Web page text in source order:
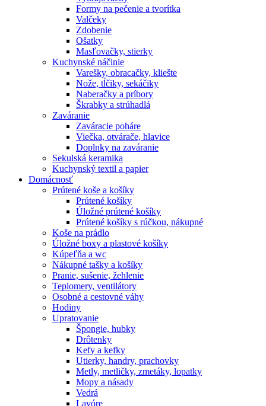
Formy na pečenie a tvorítka
Valčeky
Zdobenie
Ošatky
Masľovačky, stierky
Kuchynské náčinie
Varešky, obracačky, kliešte
Nože, tĺčiky, sekáčiky
Naberačky a príbory
Škrabky a strúhadlá
Zaváranie
Zaváracie poháre
Viečka, otvárače, hlavice
Doplnky na zaváranie
Sekulská keramika
Kuchynský textil a papier
Domácnosť
Prútené koše a košíky
Prútené košíky
Úložné prútené košíky
Prútené košíky s rúčkou, nákupné
Koše na prádlo
Úložné boxy a plastové košíky
Kúpeľňa a wc
Nákupné tašky a košíky
Pranie, sušenie, žehlenie
Teplomery, ventilátory
Osobné a cestovné váhy
Hodiny
Upratovanie
Špongie, hubky
Drôtenky
Kefy a kefky
Utierky, handry, prachovky
Metly, metličky, zmetáky, lopatky
Mopy a násady
Vedrá
Lavóre